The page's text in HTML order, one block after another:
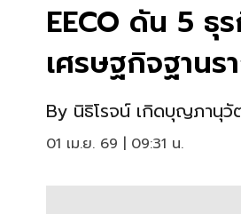
EECO ดัน 5 ธุ
เศรษฐกิจฐานร
By นิธิโรจน์ เกิดบุญภานุ
01 เม.ย. 69 | 09:31 น.